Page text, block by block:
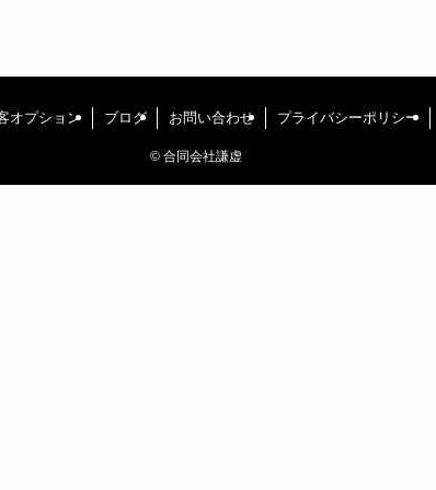
オプション ブログ お問い合わせ プライバシーポリシー
© 合同会社謙虚